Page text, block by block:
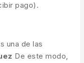
pago).
una de las
De este modo,